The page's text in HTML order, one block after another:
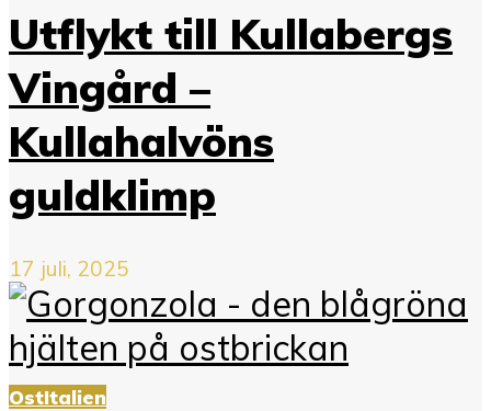
Utflykt till Kullabergs
Vingård –
Kullahalvöns
guldklimp
17 juli, 2025
OstItalien